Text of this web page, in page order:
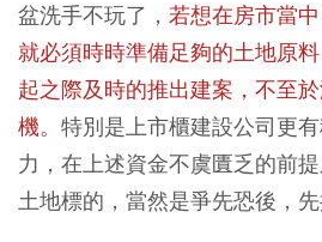
盆洗手不玩了， 若想在房市當
就必須時時準備足夠的土地原
起之際及時的推出建案，不至
機。 特別是上市櫃建設公司更
力，在上述資金不虞匱乏的前
土地標的，當然是爭先恐後，先